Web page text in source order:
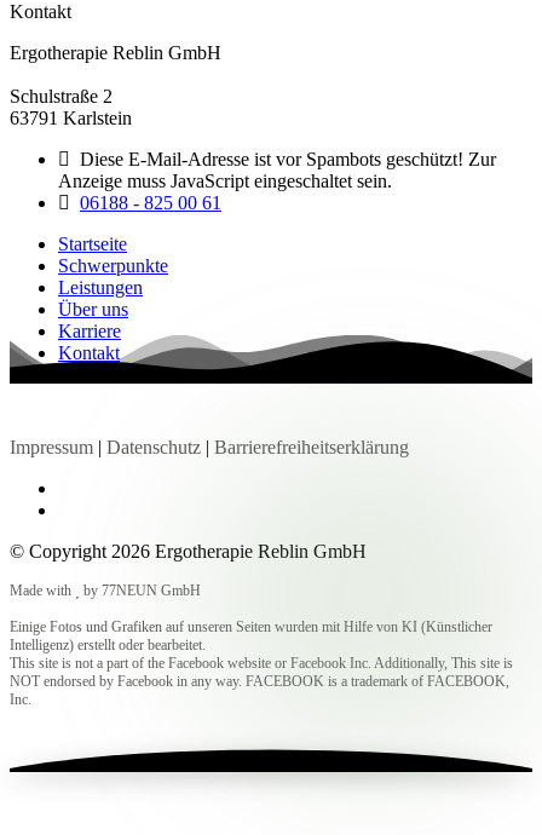
Kontakt
Ergotherapie Reblin GmbH
Schulstraße 2
63791 Karlstein
Diese E-Mail-Adresse ist vor Spambots geschützt! Zur
Anzeige muss JavaScript eingeschaltet sein.
06188 - 825 00 61
Startseite
Schwerpunkte
Leistungen
Über uns
Karriere
Kontakt
Impressum | Datenschutz | Barrierefreiheitserklärung
© Copyright 2026 Ergotherapie Reblin GmbH
Made with by 77NEUN GmbH
Einige Fotos und Grafiken auf unseren Seiten wurden mit Hilfe von KI (Künstlicher
Intelligenz) erstellt oder bearbeitet.
This site is not a part of the Facebook website or Facebook Inc. Additionally, This site is
NOT endorsed by Facebook in any way. FACEBOOK is a trademark of FACEBOOK,
Inc.